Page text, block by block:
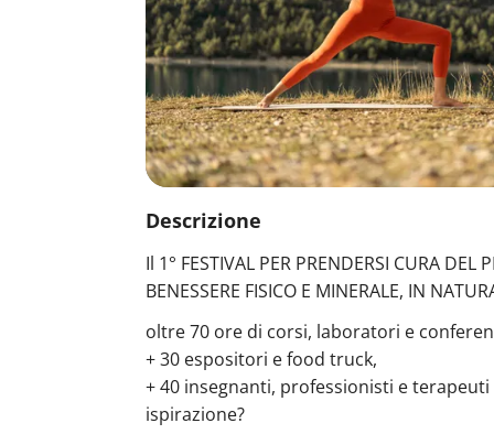
Descrizione
Il 1° FESTIVAL PER PRENDERSI CURA DEL
BENESSERE FISICO E MINERALE, IN
oltre 70 ore di corsi, laboratori e
+ 30 espositori e food truck,
+ 40 insegnanti, professionisti e
ispirazione?